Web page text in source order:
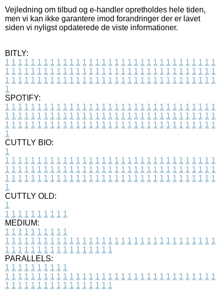
Vejledning om tilbud og e-handler opretholdes hele tiden,
men vi kan ikke garantere imod forandringer der er lavet
siden vi nyligst opdaterede de viste informationer.
BITLY:
1 1 1 1 1 1 1 1 1 1 1 1 1 1 1 1 1 1 1 1 1 1 1 1 1 1 1 1 1 1 1 1 1
1 1 1 1 1 1 1 1 1 1 1 1 1 1 1 1 1 1 1 1 1 1 1 1 1 1 1 1 1 1 1 1 1
1 1 1 1 1 1 1 1 1 1 1 1 1 1 1 1 1 1 1 1 1 1 1 1 1 1 1 1 1 1 1 1 1
1
SPOTIFY:
1 1 1 1 1 1 1 1 1 1 1 1 1 1 1 1 1 1 1 1 1 1 1 1 1 1 1 1 1 1 1 1 1
1 1 1 1 1 1 1 1 1 1 1 1 1 1 1 1 1 1 1 1 1 1 1 1 1 1 1 1 1 1 1 1 1
1 1 1 1 1 1 1 1 1 1 1 1 1 1 1 1 1 1 1 1 1 1 1 1 1 1 1 1 1 1 1 1 1
1
CUTTLY BIO:
1
1 1 1 1 1 1 1 1 1 1 1 1 1 1 1 1 1 1 1 1 1 1 1 1 1 1 1 1 1 1 1 1 1
1 1 1 1 1 1 1 1 1 1 1 1 1 1 1 1 1 1 1 1 1 1 1 1 1 1 1 1 1 1 1 1 1
1 1 1 1 1 1 1 1 1 1 1 1 1 1 1 1 1 1 1 1 1 1 1 1 1 1 1 1 1 1 1 1 1
1
CUTTLY OLD:
1
1 1 1 1 1 1 1 1 1 1
MEDIUM:
1 1 1 1 1 1 1 1 1 1
1 1 1 1 1 1 1 1 1 1 1 1 1 1 1 1 1 1 1 1 1 1 1 1 1 1 1 1 1 1 1 1 1
1 1 1 1 1 1 1 1 1 1 1 1 1 1 1 1 1
PARALLELS:
1 1 1 1 1 1 1 1 1 1
1 1 1 1 1 1 1 1 1 1 1 1 1 1 1 1 1 1 1 1 1 1 1 1 1 1 1 1 1 1 1 1 1
1 1 1 1 1 1 1 1 1 1 1 1 1 1 1 1 1